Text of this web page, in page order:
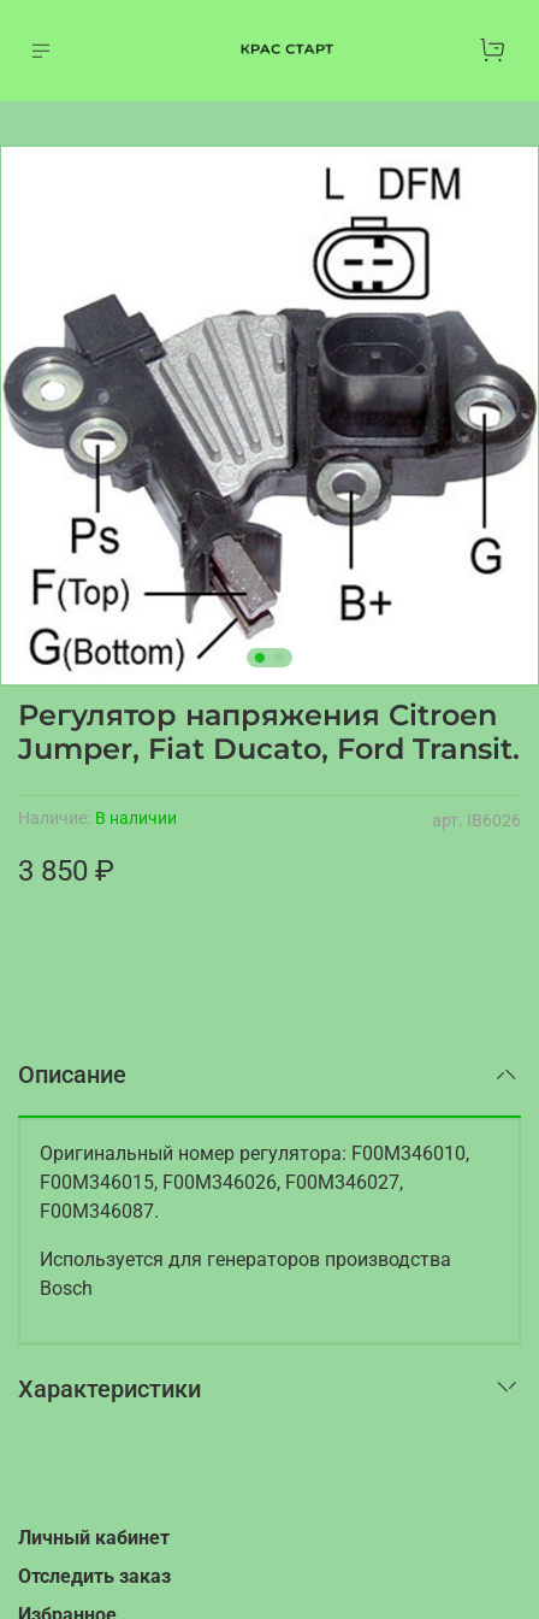
арт. IB6026
Наличие: В наличии
Регулятор напряжения Citroen
Jumper, Fiat Ducato, Ford Transit.
3 850 ₽
Описание
Оригинальный номер регулятора: F00M346010,
F00M346015, F00M346026, F00M346027,
F00M346087.
Используется для генераторов производства
Bosch
Характеристики
Личный кабинет
Отследить заказ